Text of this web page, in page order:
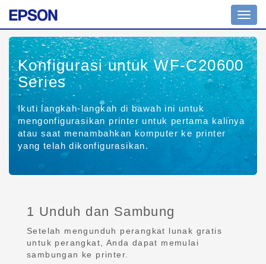
Konfigurasi untuk WF-C20600
Series
Ikuti langkah-langkah di bawah ini untuk
mengonfigurasikan printer untuk pertama kalinya
atau saat menambahkan komputer ke printer
yang telah dikonfigurasikan.
1 Unduh dan Sambung
Setelah mengunduh perangkat lunak gratis
untuk perangkat, Anda dapat memulai
sambungan ke printer.